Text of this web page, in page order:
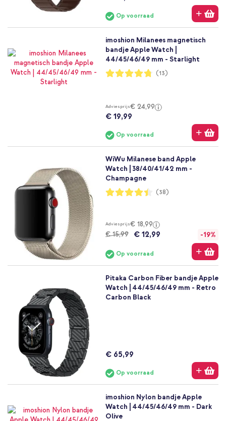
Op voorraad
imoshion Milanees magnetisch
bandje Apple Watch |
44/45/46/49 mm - Starlight
Waardering:
95%
(13)
Adviesprijs€ 24,99
€ 19,99
Op voorraad
WiWu Milanese band Apple
Watch | 38/40/41/42 mm -
Champagne
Waardering:
88%
(38)
Adviesprijs€ 18,99
€ 15,99
€ 12,99 -19%
Op voorraad
Pitaka Carbon Fiber bandje Apple
Watch | 44/45/46/49 mm - Retro
Carbon Black
€ 65,99
Op voorraad
imoshion Nylon bandje Apple
Watch | 44/45/46/49 mm - Dark
Olive